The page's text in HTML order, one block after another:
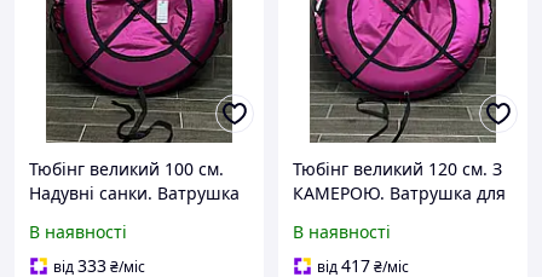
Тюбінг великий 100 см.
Надувні санки. Ватрушка
Тюбінг для катання на
гірці.
В наявності
від333₴/міс
Тюбінг великий 120 см. З
КАМЕРОЮ. Ватрушка для
для катання на гірці.
В наявності
від417₴/міс